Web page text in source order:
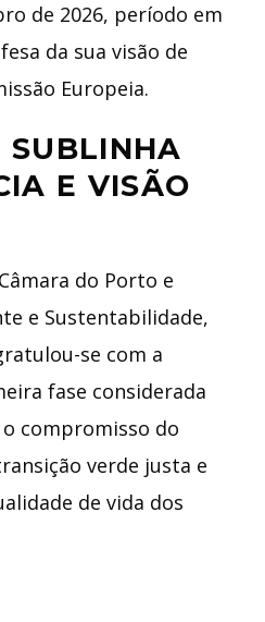
de 2026, período em
da sua visão de
Europeia.
SUBLINHA
E VISÃO
do Porto e
e Sustentabilidade,
se com a
fase considerada
compromisso do
verde justa e
de vida dos